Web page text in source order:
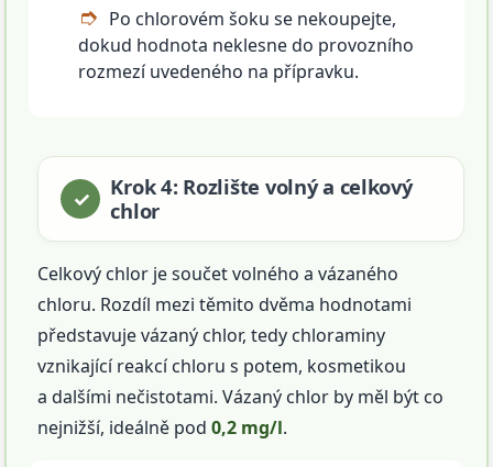
Po chlorovém šoku se nekoupejte,
dokud hodnota neklesne do provozního
rozmezí uvedeného na přípravku.
Krok 4: Rozlište volný a celkový
chlor
Celkový chlor je součet volného a vázaného
chloru. Rozdíl mezi těmito dvěma hodnotami
představuje vázaný chlor, tedy chloraminy
vznikající reakcí chloru s potem, kosmetikou
a dalšími nečistotami. Vázaný chlor by měl být co
nejnižší, ideálně pod0,2 mg/l.